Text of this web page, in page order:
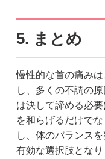
5. まとめ
慢性的な首の痛み
し、多くの不調の
は決して諦める必
を和らげるだけで
し、体のバランス
有効な選択肢となり